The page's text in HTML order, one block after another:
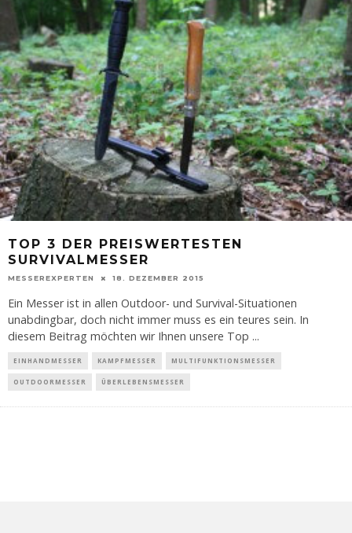
TOP 3 DER PREISWERTESTEN
SURVIVALMESSER
MESSEREXPERTEN 18. DEZEMBER 2015
Ein Messer ist in allen Outdoor- und Survival-Situationen
unabdingbar, doch nicht immer muss es ein teures sein. In
diesem Beitrag möchten wir Ihnen unsere Top ...
EINHANDMESSER KAMPFMESSER MULTIFUNKTIONSMESSER
OUTDOORMESSER ÜBERLEBENSMESSER